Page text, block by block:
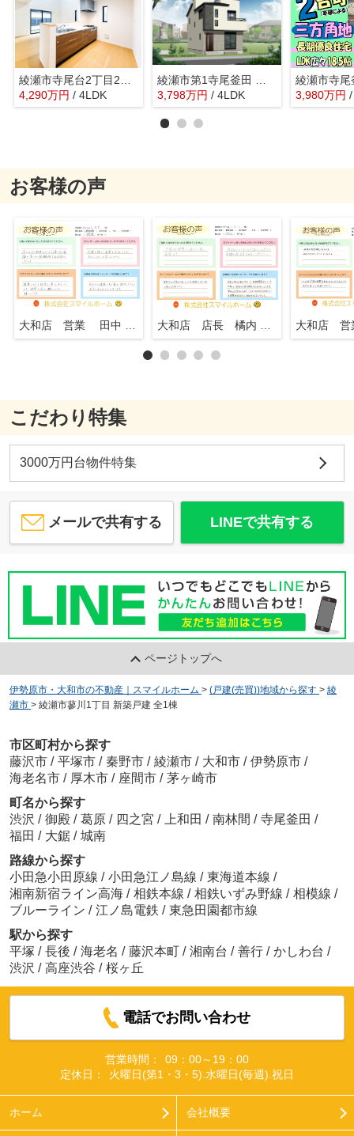
4,290万円 / 4LDK
3,798万円 / 4LDK 3,980万円
お客様の声
こだわり特集
3000万円台物件特集
メールで共有する LINEで共有する
ページトップへ
伊勢原市・大和市の不動産｜スマイルホーム > (戸建(売買))地域から探す > 綾
瀬市 > 綾瀬市蓼川1丁目 新築戸建 全1棟
市区町村から探す
藤沢市 / 平塚市 / 秦野市 / 綾瀬市 / 大和市 / 伊勢原市 /
海老名市 / 厚木市 / 座間市 / 茅ヶ崎市
町名から探す
渋沢 / 御殿 / 葛原 / 四之宮 / 上和田 / 南林間 / 寺尾釜田 /
福田 / 大鋸 / 城南
路線から探す
小田急小田原線 / 小田急江ノ島線 / 東海道本線 /
湘南新宿ライン高海 / 相鉄本線 / 相鉄いずみ野線 / 相模線 /
ブルーライン / 江ノ島電鉄 / 東急田園都市線
駅から探す
平塚 / 長後 / 海老名 / 藤沢本町 / 湘南台 / 善行 / かしわ台 /
渋沢 / 高座渋谷 / 桜ヶ丘
電話でお問い合わせ
営業時間：
09：00～19：00
定休日：
火曜日(第1・3・5).水曜日(毎週).祝日
ホーム 会社概要